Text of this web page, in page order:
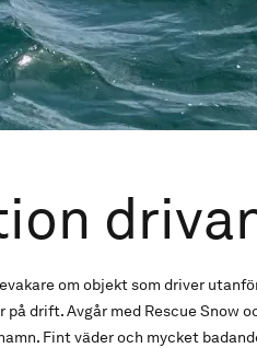
om objekt som driver
drift. Avgår med Rescue Snow
Fint väder och mycket